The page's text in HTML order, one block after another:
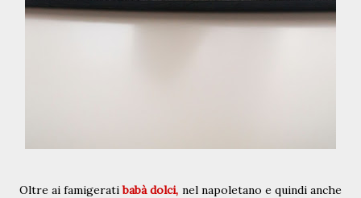
Oltre ai famigeratibabà dolci, nel napoletano e quindi anche